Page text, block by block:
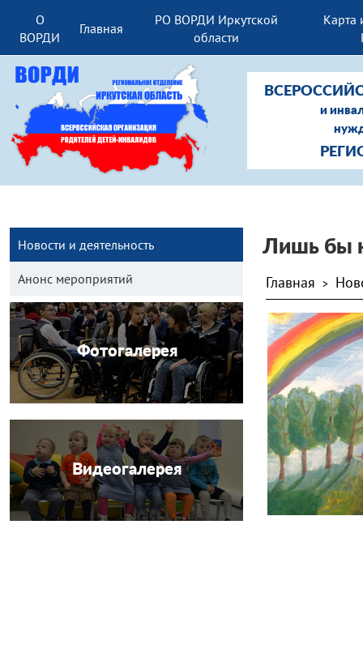
О
ВОРДИ
Главная
РО ВОРДИ Иркутской
области
Карта
и
Новости и деятельность
Анонс мероприятий
Фотогалерея
Видеогалерея
Лишь бы
Главная >